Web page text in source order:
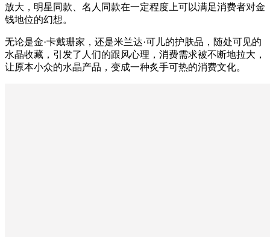
放大，明星同款、名人同款在一定程度上可以满足消费者对金
钱地位的幻想。
无论是金·卡戴珊家，还是米兰达·可儿的护肤品，随处可见的
水晶收藏，引发了人们的跟风心理，消费需求被不断地拉大，
让原本小众的水晶产品，变成一种炙手可热的消费文化。